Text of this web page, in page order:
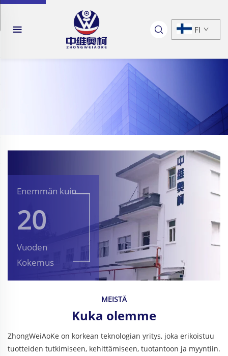
FI
Enemmän kuin
20
Vuoden
Kokemus
MEISTÄ
Kuka olemme
ZhongWeiAoKe on korkean teknologian yritys, joka erikoistuu
tuotteiden tutkimiseen, kehittämiseen, tuotantoon ja myyntiin.